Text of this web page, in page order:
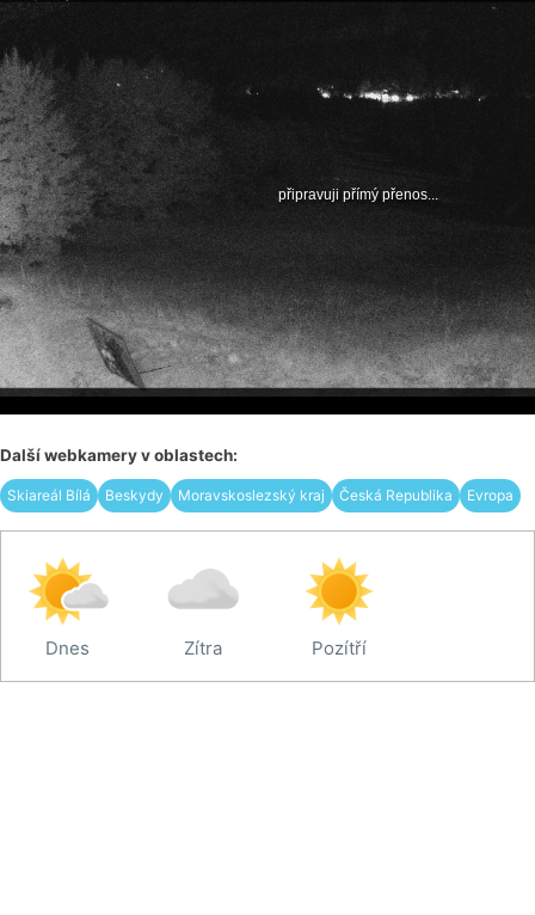
Další webkamery v oblastech:
Skiareál Bílá Beskydy Moravskoslezský kraj Česká Republika Evropa
Dnes Zítra Pozítří